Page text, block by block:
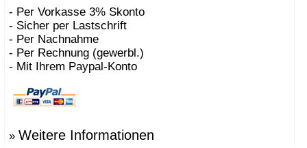
- Per Vorkasse 3% Skonto
- Sicher per Lastschrift
- Per Nachnahme
- Per Rechnung (gewerbl.)
- Mit Ihrem Paypal-Konto
» Weitere Informationen